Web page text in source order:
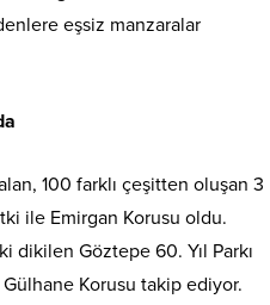
eşsiz manzaralar
100 farklı çeşitten oluşan 3
ile Emirgan Korusu oldu.
dikilen Göztepe 60. Yıl Parkı
Korusu takip ediyor.